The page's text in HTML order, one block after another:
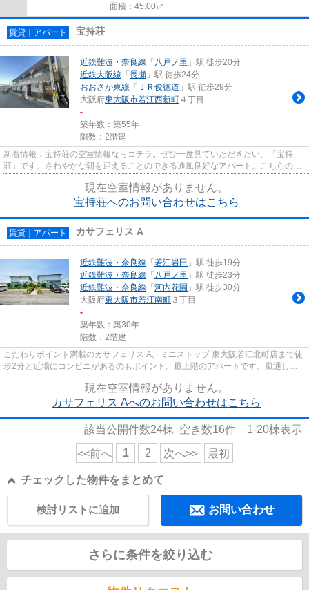
面積：45.00㎡
賃貸｜アパート 宝持荘
近鉄難波・奈良線 「 八戸ノ里 」駅 徒歩20分
近鉄大阪線 「長瀬 」駅 徒歩24分
おおさか東線 「 ＪＲ俊徳道 」駅 徒歩29分
大阪府東大阪市若江西新町 ４丁目
-
築年数：築55年
階数：2階建
新着情報：宝持荘の空室情報ならコチラ。ぜひ一度見ていただきたい、「宝持
荘」です。さわやかな朝を迎えることのできる通風良好なアパート。こちらの物
件はアパートです。東大阪市エ...
現在空室情報がありません。
宝持荘へのお問い合わせはこちら
賃貸｜アパート カサフェリス A
近鉄難波・奈良線 「若江岩田 」駅 徒歩19分
近鉄難波・奈良線 「 八戸ノ里 」駅 徒歩23分
近鉄難波・奈良線 「河内花園 」駅 徒歩30分
大阪府東大阪市若江南町 ３丁目
-
築年数：築30年
階数：2階建
こだわりポイント満載のカサフェリス A。ミニストップ 東大阪若江北町店まで徒
歩2分と近場にコンビニがあるのもポイント。最上階のアパートです。風通しが
良く、湿気やカビの心配が少...
現在空室情報がありません。
カサフェリス Aへのお問い合わせはこちら
該当公開件数24棟 空き数16件 1-20棟表示
<<前へ 1 2 次へ>> 最初
チェックした物件をまとめて
お問い合わせ
検討リストに追加
さらに条件を絞り込む